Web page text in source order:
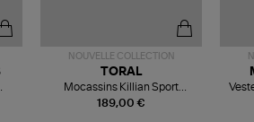
NOUVELLE COLLECTION
189,00 €
TORAL
Mocassins Killian Sport
Mousse